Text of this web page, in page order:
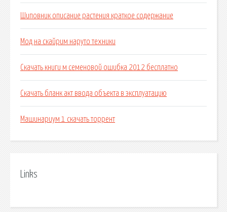
Шиповник описание растения краткое содержание
Мод на скайрим наруто техники
Скачать книги м семеновой ошибка 2012 бесплатно
Скачать бланк акт ввода объекта в эксплуатацию
Машинариум 1 скачать торрент
Links